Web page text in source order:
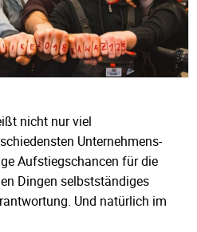
nicht nur viel
Unternehmens-
Aufstiegschancen für die
Dingen selbstständiges
Und natürlich im